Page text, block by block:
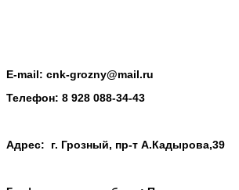
E-mail: cnk-grozny@mail.ru
Телефон: 8 928 088-34-43
Адрес: г. Грозный, пр-т А.Кадырова,39